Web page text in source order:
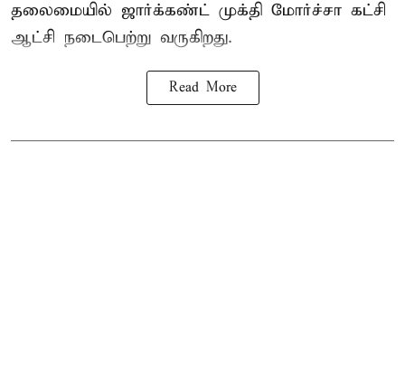
தலைமையில் ஜார்க்கண்ட் முக்தி மோர்ச்சா கட்சி
ஆட்சி நடைபெற்று வருகிறது.
Read More